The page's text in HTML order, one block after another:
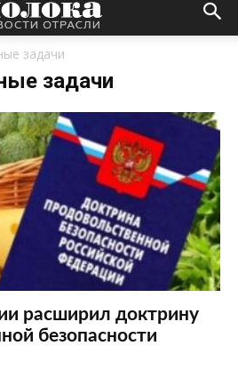
задачи
задачи
расширил доктрину
безопасности